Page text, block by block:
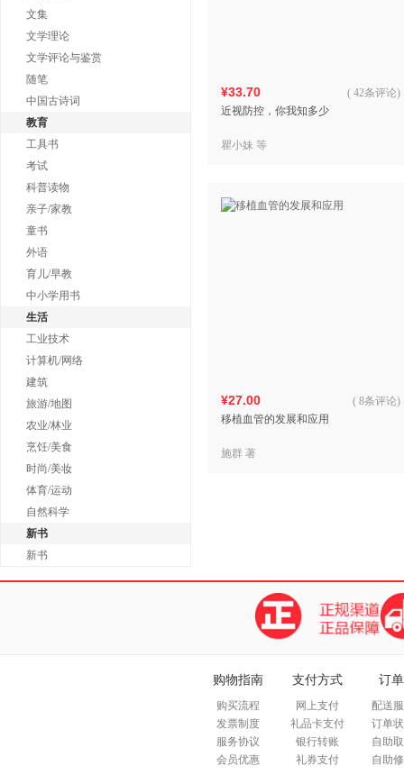
文集
文学理论
文学评论与鉴赏
随笔
中国古诗词
教育
工具书
考试
科普读物
亲子/家教
童书
外语
育儿/早教
中小学用书
生活
工业技术
计算机/网络
建筑
旅游/地图
农业/林业
烹饪/美食
时尚/美妆
体育/运动
自然科学
新书
新书
¥33.70
近视防控，你我知多少
( 42条评论)
瞿小妹 等
¥27.00
移植血管的发展和应用
( 8条评论)
施群 著
购物指南
购买流程
发票制度
服务协议
会员优惠
支付方式
网上支付
礼品卡支付
银行转账
礼券支付
订
配送
订单
自助
自助